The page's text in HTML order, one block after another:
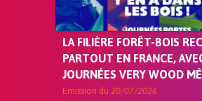
LA FILIÈRE FORÊT-BOIS
PARTOUT EN FRANCE,
JOURNÉES VERY WOOD
Emission du 20/07/2026